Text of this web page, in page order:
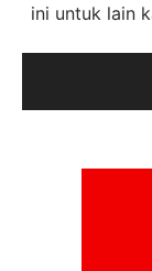
ini untuk lain